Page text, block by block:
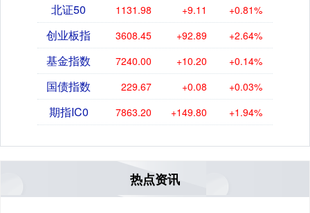
北证50 1131.98 +9.11 +0.81%
创业板指 3608.45 +92.89 +2.64%
基金指数 7240.00 +10.20 +0.14%
国债指数 229.67 +0.08 +0.03%
期指IC0 7863.20 +149.80 +1.94%
热点资讯